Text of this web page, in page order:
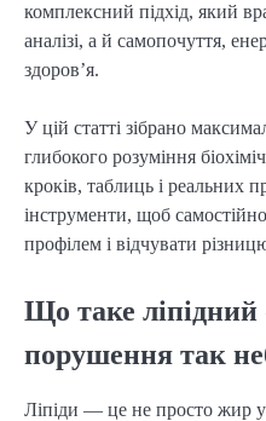
комплексний підхід, який
аналізі, а й самопочуття,
здоров’я.
У цій статті зібрано
глибокого розуміння
кроків, таблиць і реальних
інструменти, щоб
профілем і відчувати
Що таке ліпідний
порушення так
Ліпіди — це не просто жир у